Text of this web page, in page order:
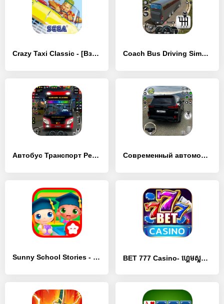
Crazy Taxi Classic - [Взлом/МОД Много денег] Coach Bus Driving Simulator - [Взлом/МОД Много денег]
Автобус Транспорт Реальный Сим - [Взлом/МОД Много денег] Современный автомобиль вождени - [Взлом/МОД Много денег]
Sunny School Stories - [Взлом/МОД Бесконечные деньги] BET 777 Casino- ហ្គេមស្លតខ្មែរ - [Взлом/МОД Много денег]